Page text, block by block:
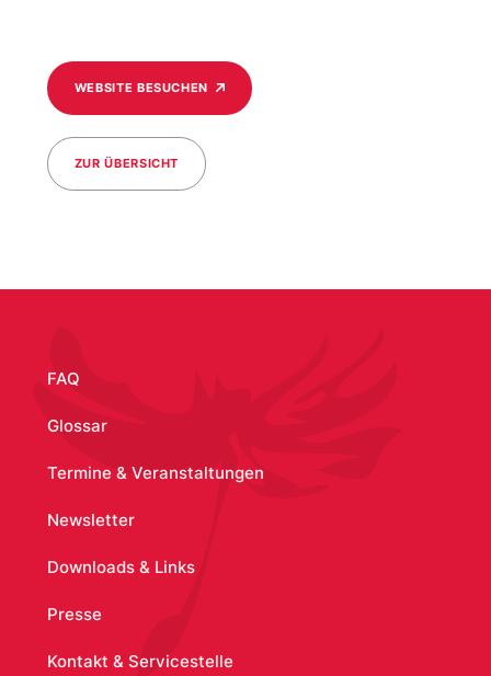
WEBSITE BESUCHEN
ZUR ÜBERSICHT
FAQ
Glossar
Termine & Veranstaltungen
Newsletter
Downloads & Links
Presse
Kontakt & Servicestelle